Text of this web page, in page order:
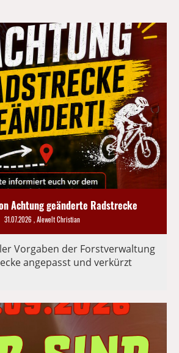
Achtung geänderte Radstrecke
31.07.2026 , Alewelt Christian
Vorgaben der Forstverwaltung
angepasst und verkürzt